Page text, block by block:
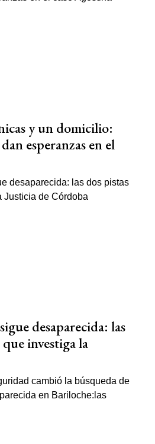
y un domicilio:
esperanzas en el
desaparecida: las
que investiga la